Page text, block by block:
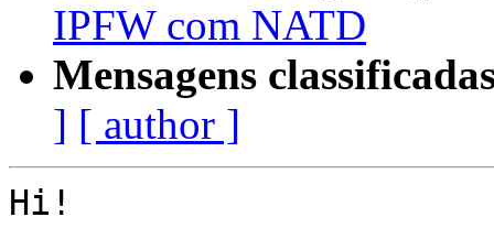
IPFW com NATD
Mensagens
] [ author ]
Hi!